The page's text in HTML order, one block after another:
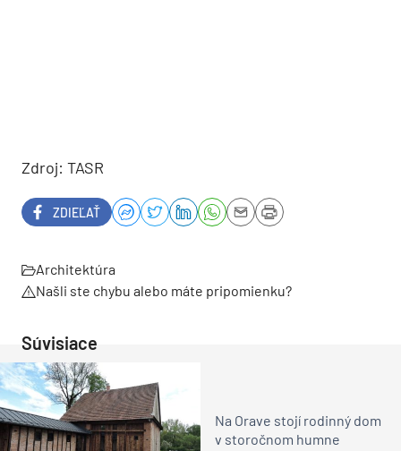
Zdroj: TASR
ZDIEĽAŤ
Architektúra
Našli ste chybu alebo máte pripomienku?
Súvisiace
Na Orave stojí rodinný dom
v storočnom humne